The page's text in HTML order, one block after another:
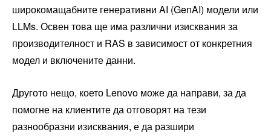
широкомащабните генеративни AI (GenAI) модели или
LLMs. Освен това ще има различни изисквания за
производителност и RAS в зависимост от конкретния
модел и включените данни.
Другото нещо, което Lenovo може да направи, за да
помогне на клиентите да отговорят на тези
разнообразни изисквания, е да разшири